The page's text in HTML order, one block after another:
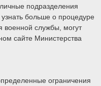
подразделения
больше о процедуре
военной службы, могут
сайте Министерства
ограничения